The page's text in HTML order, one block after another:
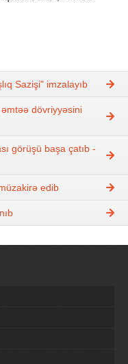
Sazişi" imzalayıb
dövriyyəsini
görüşü başa çatıb -
edib